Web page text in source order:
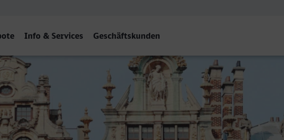
Info & Services Geschäftskunden
Hbf